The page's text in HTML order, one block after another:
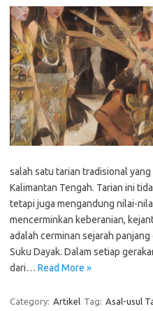
salah satu tarian tradisional
Kalimantan Tengah. Tarian ini
tetapi juga mengandung nilai-
mencerminkan keberanian,
adalah cerminan sejarah
Suku Dayak. Dalam setiap
dari… Read More »
Category: Artikel Tag: Asal-usul